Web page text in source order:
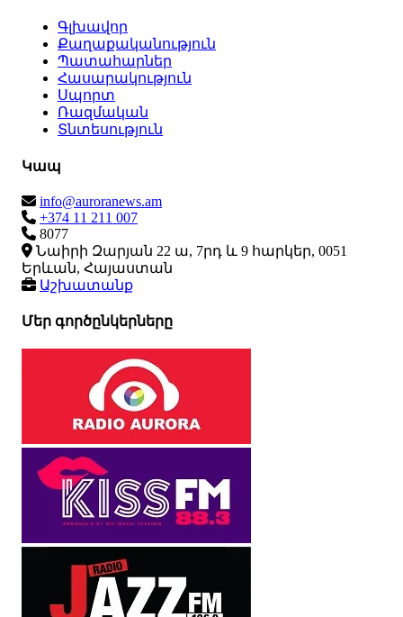
Գլխավոր
Քաղաքականություն
Պատահարներ
Հասարակություն
Սպորտ
Ռազմական
Տնտեսություն
Կապ
info@auroranews.am
+374 11 211 007
8077
Նաիրի Զարյան 22 ա, 7րդ և 9 հարկեր, 0051
Երևան, Հայաստան
Աշխատանք
Մեր գործընկերները